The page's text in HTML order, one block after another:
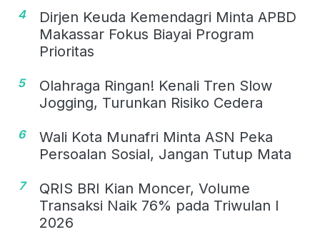
4
Dirjen Keuda Kemendagri Minta APBD
Makassar Fokus Biayai Program
Prioritas
5
Olahraga Ringan! Kenali Tren Slow
Jogging, Turunkan Risiko Cedera
6
Wali Kota Munafri Minta ASN Peka
Persoalan Sosial, Jangan Tutup Mata
7
QRIS BRI Kian Moncer, Volume
Transaksi Naik 76% pada Triwulan I
2026